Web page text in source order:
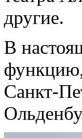
другие.
В